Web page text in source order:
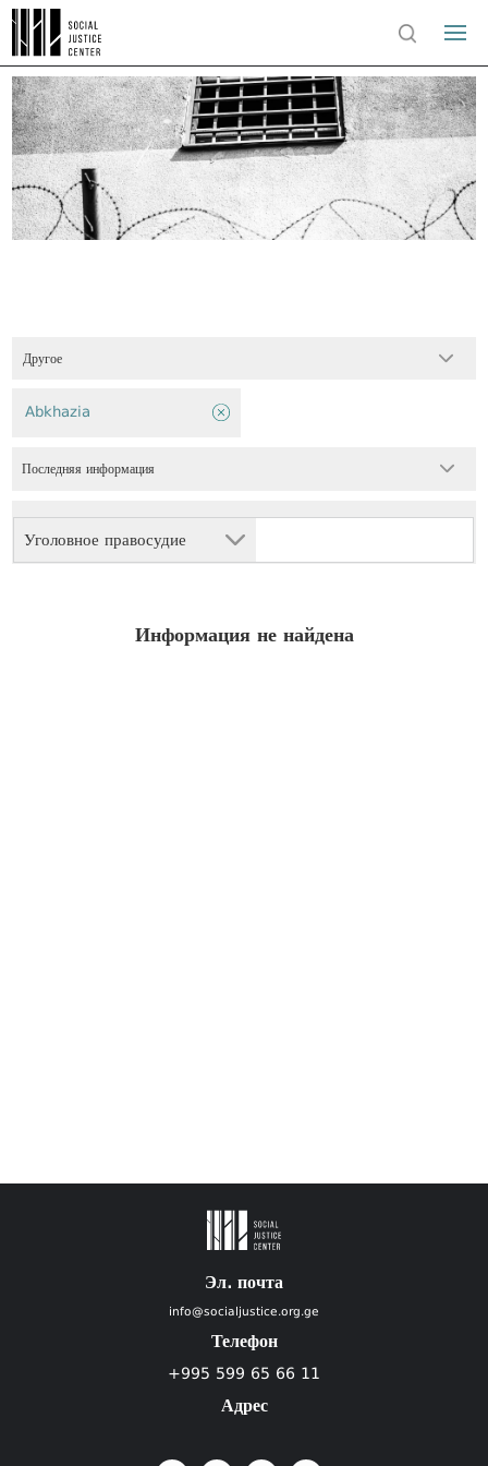
Другое
Уголовное правосудие
Abkhazia
Последняя информация
Информация не найдена
Эл. почта
info@socialjustice.org.ge
Телефон
+995 599 65 66 11
Адрес